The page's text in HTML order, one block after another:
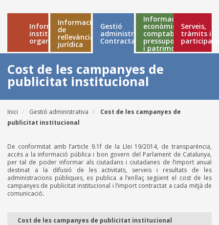
Main
navigation
Informació
institucional i
organitzativa
Informació
de
rellevància
jurídica
Gestió
administrativa
Contractació
Informació
econòmica,
comptable,
pressupostària
i patrimonial
Serveis,
tràmits i
Cost de les campanyes de
publicitat institucional
Fil
Inici Gestió administrativa
Cost de les campanyes de
publicitat institucional
De conformitat amb l’article 9.1f de la Llei 19/2014, de transparència,
accés a la informació pública i bon govern del Parlament de Catalunya,
per tal de poder informar als ciutadans i ciutadanes de l’import anual
destinat a la difusió de les activitats, serveis i resultats de les
administracions públiques, es publica a l’enllaç següent el cost de les
campanyes de publicitat institucional i l’import contractat a cada mitjà de
comunicació.
Cost de les campanyes de publicitat institucional